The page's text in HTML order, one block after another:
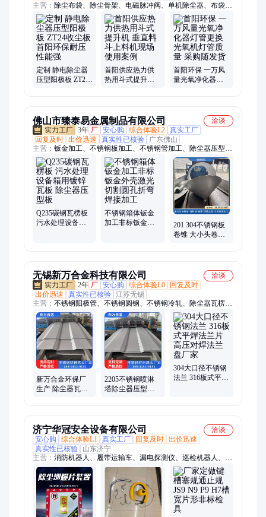
主营： 除尘布袋、除尘骨架、电磁脉冲阀、单机除尘器、布袋除
尘器、锅炉除尘器、旋风除尘器、湿式除尘器、静电除尘器、螺
旋输送机、手动插板阀、通风蝶阀、脉冲控制仪、电捕焦油器、
星型卸料器、星型卸灰阀、粉尘加湿机、斗式提升机、除尘风
机、阴级芒刺线、尘中轴承、止回阀
定制 静电除尘器
压型阳极板 ZT24
首阳供应热力供
热用斗式提升机
首阳环保 一万风
量光氧净化器灯
佛山市臻泰易金属制品有限公司
洽谈
3年 厂 安心购 综合体验L2 真实工厂
回复及时 出价迅速 真实性已核验
广东佛山
主营： 钣金加工、不锈钢板加工、不锈钢管加工、除尘器压型
板、激光切割加工、不锈钢储罐、不锈钢料仓
Q235碳钢瓦楞板
污水处理设备箱
不锈钢箱体钣金
加工非标钣金外
201 304不锈钢板
卷锥 大小头卷圆
无锡新万合金科技有限公司
洽谈
2年 厂 安心购 综合体验L0
回复及时
出价迅速
真实性已核验 江苏无锡
主营： 不锈钢阳极管、不锈钢圆钢、不锈钢冷轧、除尘器瓦楞
板、不锈钢热轧、不锈钢阴极线、不锈钢喷淋、不锈钢滤网
新万合金环保厂
生产 除尘器瓦楞
2205不锈钢喷淋
塔除尘器压型板
304大口径不锈钢
法兰 316板式平焊
济宁华冠安全设备有限公司
洽谈
安心购
综合体验L1 真实工厂 回复及时 出价迅速
真实性已核验
山东济宁
主营： 消防机器人、履带运输车、漏电探测仪、巡检机器人、消
防箱、消防服、破拆工具组、干粉灭火器、打药喷雾机、传感
器、电磁阀、保护器、电动脚手架、装载机电子秤、砌筑升降平
台、光伏板升降机、内撑吊具、混凝土振动棒、打标机、裁剪
机、研磨机、压铆机、小型装载机、洗消剂、防爆风机